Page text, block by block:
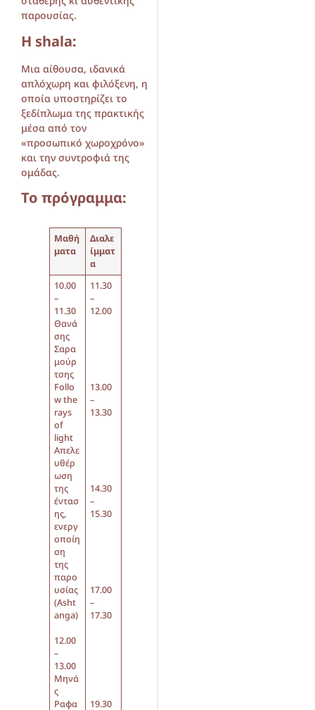
παρουσίας.
H shala:
Μια αίθουσα, ιδανικά
απλόχωρη και φιλόξενη, η
οποία υποστηρίζει το
ξεδίπλωμα της πρακτικής
μέσα από τον
«προσωπικό χωροχρόνο»
και την συντροφιά της
ομάδας.
Το πρόγραμμα:
Μαθή
ματα
Διαλε
ίμματ
α
10.00
–
11.30
Θανά
σης
Σαρα
μούρ
τσης
Follo
w the
rays
of
light
Απελε
υθέρ
ωση
της
έντασ
ης,
ενεργ
οποίη
ση
της
παρο
υσίας
(Asht
anga)
12.00
–
13.00
Μηνά
ς
Ραφα
11.30
–
12.00
13.00
–
13.30
14.30
–
15.30
17.00
–
17.30
19.30